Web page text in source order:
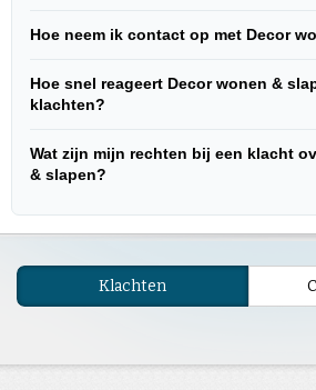
Hoe neem ik contact op met Decor
Hoe snel reageert Decor wonen &
klachten?
Wat zijn mijn rechten bij een klacht
& slapen?
Klachten